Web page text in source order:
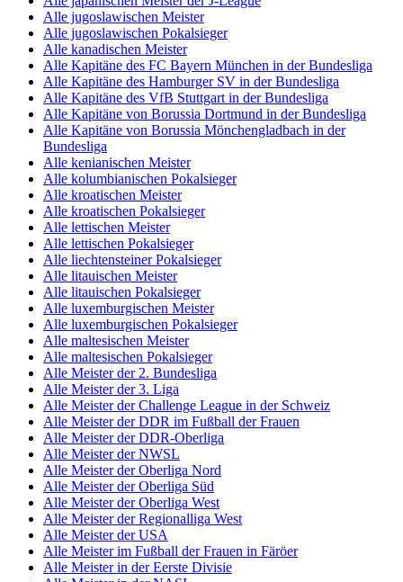
Alle jugoslawischen Meister
Alle jugoslawischen Pokalsieger
Alle kanadischen Meister
Alle Kapitäne des FC Bayern München in der Bundesliga
Alle Kapitäne des Hamburger SV in der Bundesliga
Alle Kapitäne des VfB Stuttgart in der Bundesliga
Alle Kapitäne von Borussia Dortmund in der Bundesliga
Alle Kapitäne von Borussia Mönchengladbach in der
Bundesliga
Alle kenianischen Meister
Alle kolumbianischen Pokalsieger
Alle kroatischen Meister
Alle kroatischen Pokalsieger
Alle lettischen Meister
Alle lettischen Pokalsieger
Alle liechtensteiner Pokalsieger
Alle litauischen Meister
Alle litauischen Pokalsieger
Alle luxemburgischen Meister
Alle luxemburgischen Pokalsieger
Alle maltesischen Meister
Alle maltesischen Pokalsieger
Alle Meister der 2. Bundesliga
Alle Meister der 3. Liga
Alle Meister der Challenge League in der Schweiz
Alle Meister der DDR im Fußball der Frauen
Alle Meister der DDR-Oberliga
Alle Meister der NWSL
Alle Meister der Oberliga Nord
Alle Meister der Oberliga Süd
Alle Meister der Oberliga West
Alle Meister der Regionalliga West
Alle Meister der USA
Alle Meister im Fußball der Frauen in Färöer
Alle Meister in der Eerste Divisie